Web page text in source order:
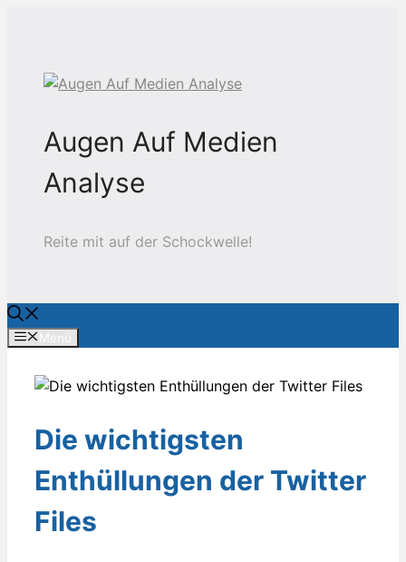
Augen Auf Medien
Analyse
Reite mit auf der Schockwelle!
Menü
Die wichtigsten
Enthüllungen der Twitter
Files